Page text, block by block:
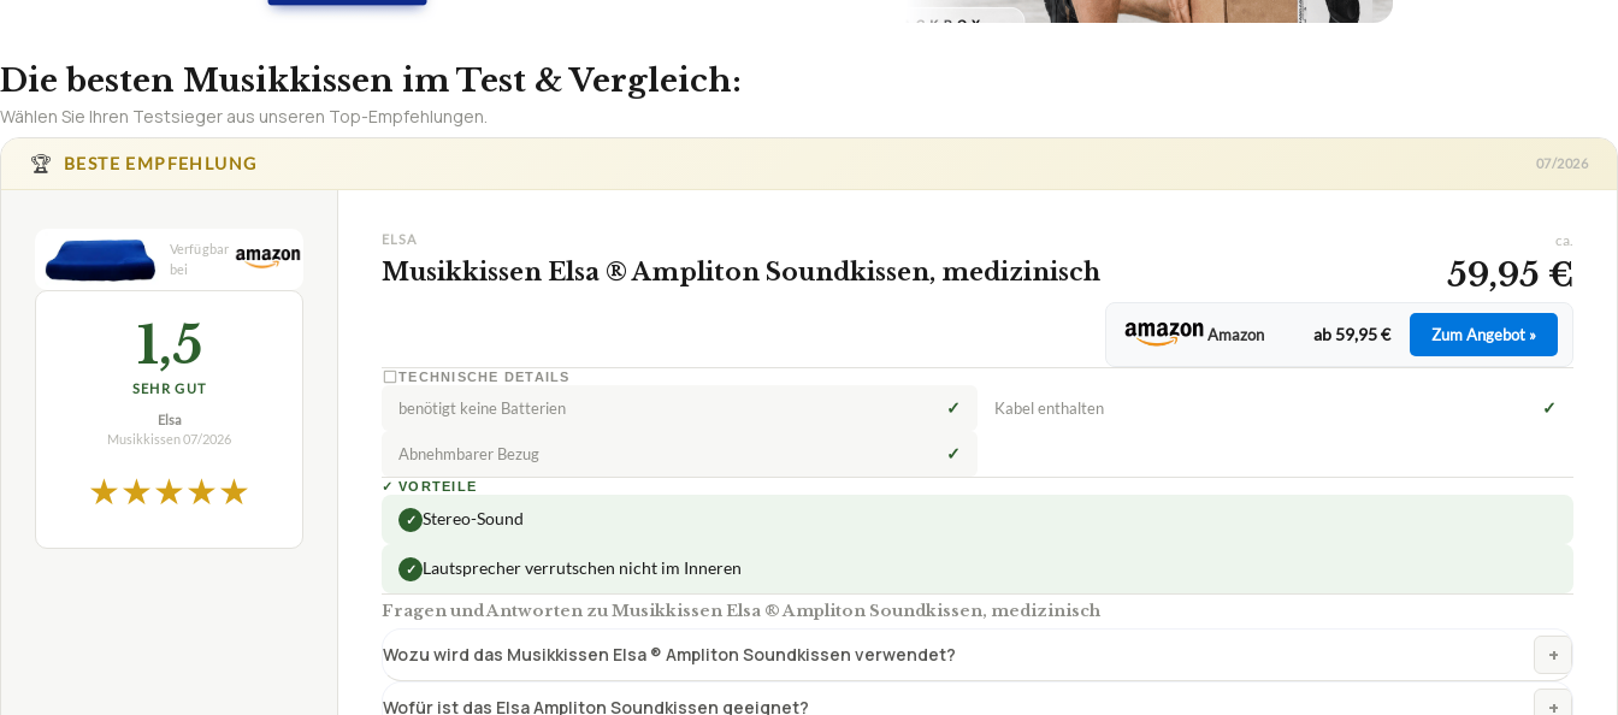
Die besten Musikkissen im Test & Vergleich:
Wählen Sie Ihren Testsieger aus unseren Top-Empfehlungen.
🏆 BESTE EMPFEHLUNG 07/2026
1,5
SEHR GUT
Elsa
Musikkissen07/2026
★★★★★
ELSA
Musikkissen Elsa ® Ampliton Soundkissen, medizinisch
ca.
59,95 €
Amazon ab 59,95 € Zum Angebot »
TECHNISCHE DETAILS
benötigt keine Batterien ✓ Kabel enthalten ✓
Abnehmbarer Bezug ✓
✓ VORTEILE
✓ Stereo-Sound
✓ Lautsprecher verrutschen nicht im Inneren
Fragen und Antworten zu Musikkissen Elsa ® Ampliton Soundkissen, medizinisch
Wozu wird das Musikkissen Elsa ® Ampliton Soundkissen verwendet? +
Wofür ist das Elsa Ampliton Soundkissen geeignet? +